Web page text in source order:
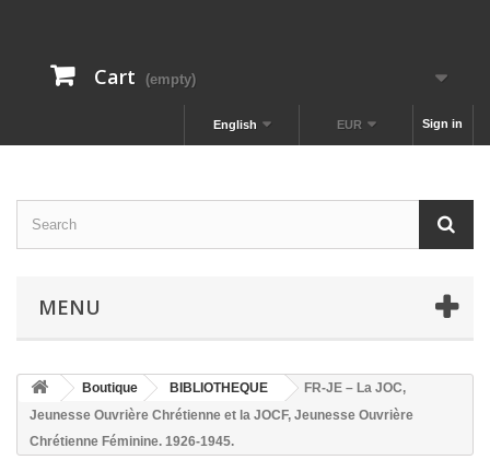
Cart (empty)
Sign in
EUR
English
MENU
Boutique BIBLIOTHEQUE
FR-JE – La JOC,
Jeunesse Ouvrière Chrétienne et la JOCF, Jeunesse Ouvrière
Chrétienne Féminine. 1926-1945.